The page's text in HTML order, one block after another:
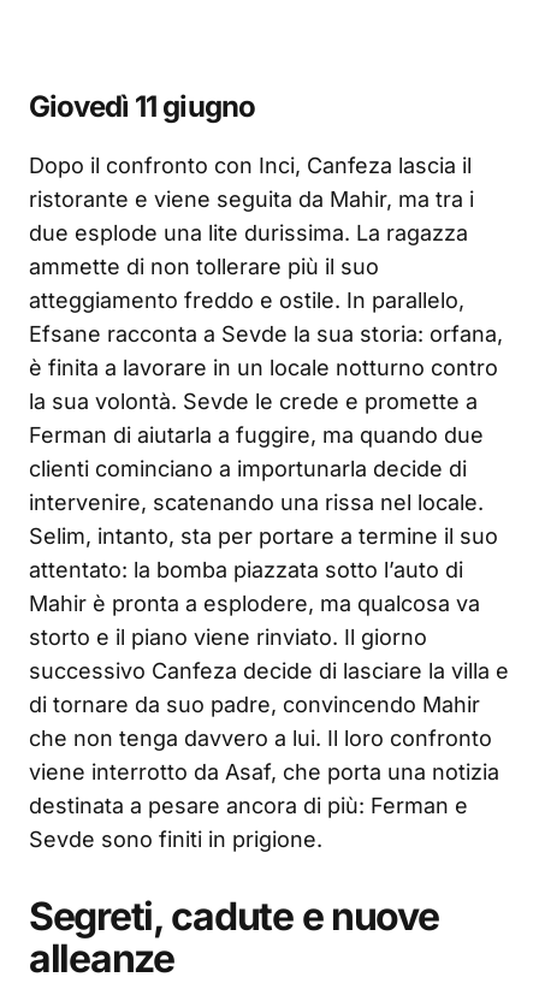
Giovedì 11 giugno
Dopo il confronto con Inci, Canfeza lascia il
ristorante e viene seguita da Mahir, ma tra i
due esplode una lite durissima. La ragazza
ammette di non tollerare più il suo
atteggiamento freddo e ostile. In parallelo,
Efsane racconta a Sevde la sua storia: orfana,
è finita a lavorare in un locale notturno contro
la sua volontà. Sevde le crede e promette a
Ferman di aiutarla a fuggire, ma quando due
clienti cominciano a importunarla decide di
intervenire, scatenando una rissa nel locale.
Selim, intanto, sta per portare a termine il suo
attentato: la bomba piazzata sotto l’auto di
Mahir è pronta a esplodere, ma qualcosa va
storto e il piano viene rinviato. Il giorno
successivo Canfeza decide di lasciare la villa e
di tornare da suo padre, convincendo Mahir
che non tenga davvero a lui. Il loro confronto
viene interrotto da Asaf, che porta una notizia
destinata a pesare ancora di più: Ferman e
Sevde sono finiti in prigione.
Segreti, cadute e nuove
alleanze